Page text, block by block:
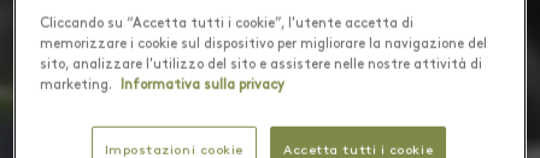
Cliccando su “Accetta tutti i cookie”, l'utente accetta di
memorizzare i cookie sul dispositivo per migliorare la navigazione del
sito, analizzare l'utilizzo del sito e assistere nelle nostre attività di
marketing.
Informativa sulla privacy
Impostazioni cookie Accetta tutti i cookie